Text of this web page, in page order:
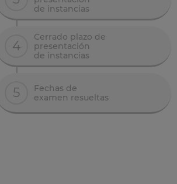
de instancias
4
Cerrado plazo de
presentación
de instancias
5
Fechas de
examen resueltas